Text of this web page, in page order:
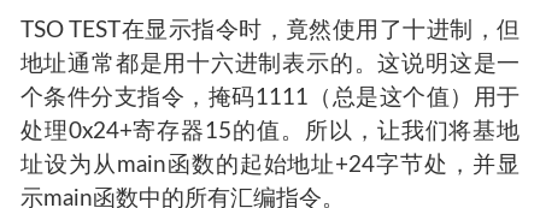
体如下所示：
at OVERFLOW.MAIN
go